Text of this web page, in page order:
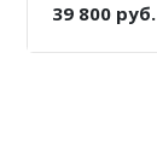
39 800 руб.